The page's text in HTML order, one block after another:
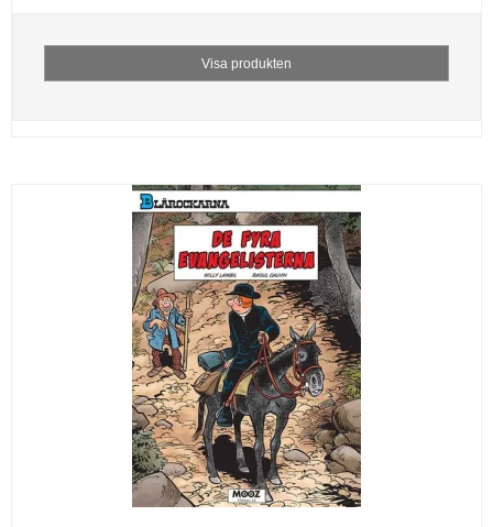
Visa produkten